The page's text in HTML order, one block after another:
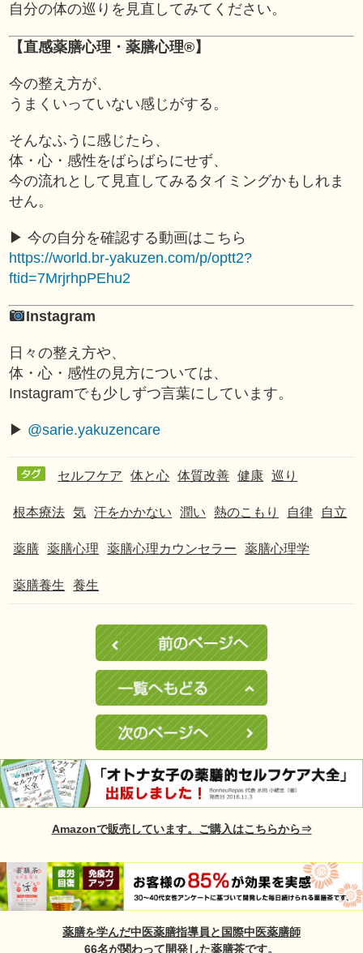
自分の体の巡りを見直してみてください。
【直感薬膳心理・薬膳心理®】
今の整え方が、
うまくいっていない感じがする。
そんなふうに感じたら、
体・心・感性をばらばらにせず、
今の流れとして見直してみるタイミングかもしれま
せん。
▶︎ 今の自分を確認する動画はこちら
https://world.br-yakuzen.com/p/optt2?
ftid=7MrjrhpPEhu2
Instagram
日々の整え方や、
体・心・感性の見方については、
Instagramでも少しずつ言葉にしています。
▶︎ @sarie.yakuzencare
セルフケア 体と心 体質改善 健康 巡り
根本療法 気 汗をかかない 潤い 熱のこもり 自律 自立
薬膳 薬膳心理 薬膳心理カウンセラー 薬膳心理学
薬膳養生 養生
Amazonで販売しています。ご購入はこちらから⇒
薬膳を学んだ中医薬膳指導員と国際中医薬膳師
66名が関わって開発した薬膳茶です。